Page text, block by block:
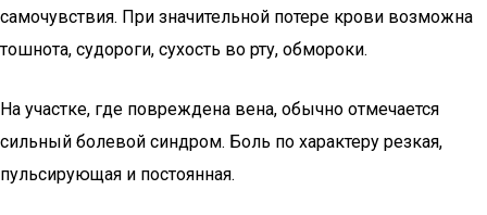
самочувствия. При значительной потере крови возможна
тошнота, судороги, сухость во рту, обмороки.
На участке, где повреждена вена, обычно отмечается
сильный болевой синдром. Боль по характеру резкая,
пульсирующая и постоянная.